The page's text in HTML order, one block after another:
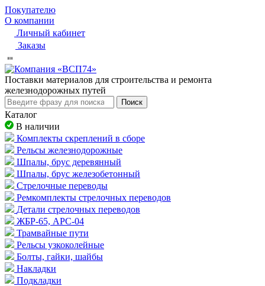
Покупателю
О компании
Личный кабинет
Заказы
Пocтaвки мaтepиaлoв для cтpoитeльcтвa и peмoнтa
жeлeзнoдopoжныx путeй
Поиск
Каталог
В наличии
Комплекты скреплений в сборе
Рельсы железнодорожные
Шпалы, брус деревянный
Шпалы, брус железобетонный
Стрелочные переводы
Ремкомплекты стрелочных переводов
Детали стрелочных переводов
ЖБР-65, АРС-04
Трамвайные пути
Рельсы узкоколейные
Болты, гайки, шайбы
Накладки
Подкладки